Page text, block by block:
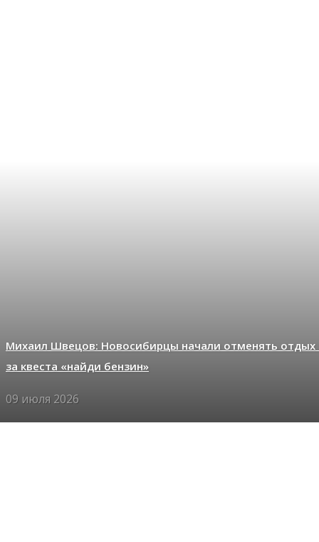
Михаил Швецов: Новосибирцы начали отменять отдых
за квеста «найди бензин»
09 июля 2026